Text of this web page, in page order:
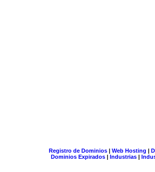
Registro de Dominios| Web Hosting |
Dominios Expirados | Industrias |